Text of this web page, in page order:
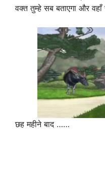
वक्त तुम्हे सब बताएगा और वहाँ
छह महीने बाद ……